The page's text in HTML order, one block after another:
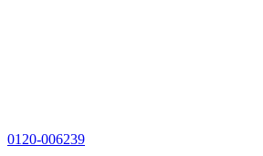
0120-006239